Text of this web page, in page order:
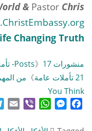
& Pastor Chris
Changing Truth
منشورات Posts 》 17- تأملات عامة ومتنوعة
21 تأملات عامة
》
You Think
Facebook
Messenger
WhatsApp
Viber